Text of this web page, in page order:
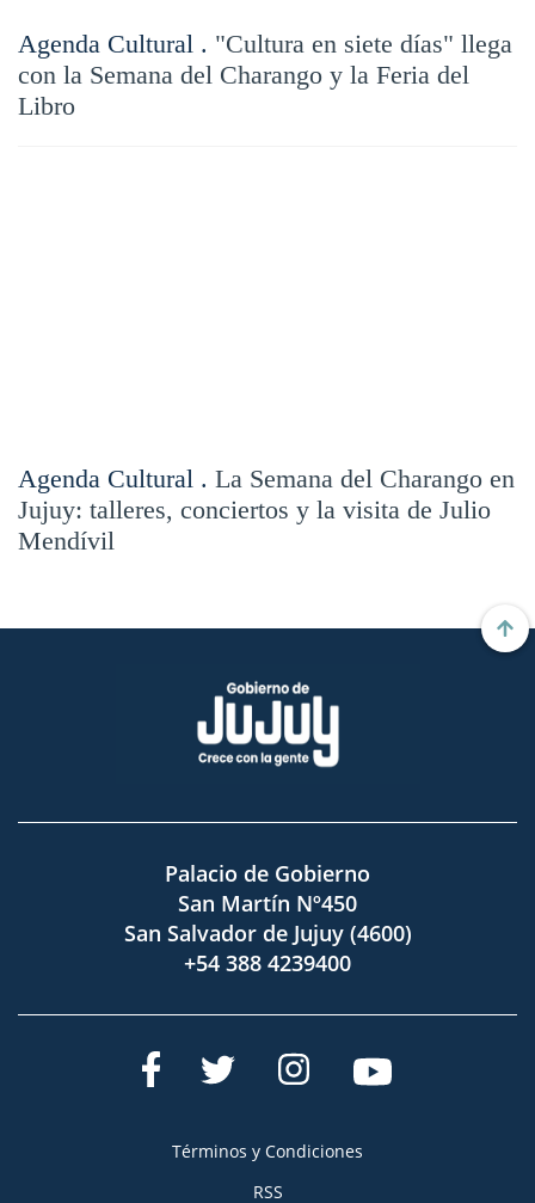
Agenda Cultural . "Cultura en siete días" llega
con la Semana del Charango y la Feria del
Libro
Agenda Cultural . La Semana del Charango en
Jujuy: talleres, conciertos y la visita de Julio
Mendívil
Palacio de Gobierno
San Martín Nº450
San Salvador de Jujuy (4600)
+54 388 4239400
Términos y Condiciones
RSS